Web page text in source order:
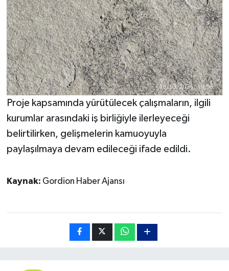
Proje kapsamında yürütülecek çalışmaların, ilgili
kurumlar arasındaki iş birliğiyle ilerleyeceği
belirtilirken, gelişmelerin kamuoyuyla
paylaşılmaya devam edileceği ifade edildi.
Kaynak: Gordion Haber Ajansı